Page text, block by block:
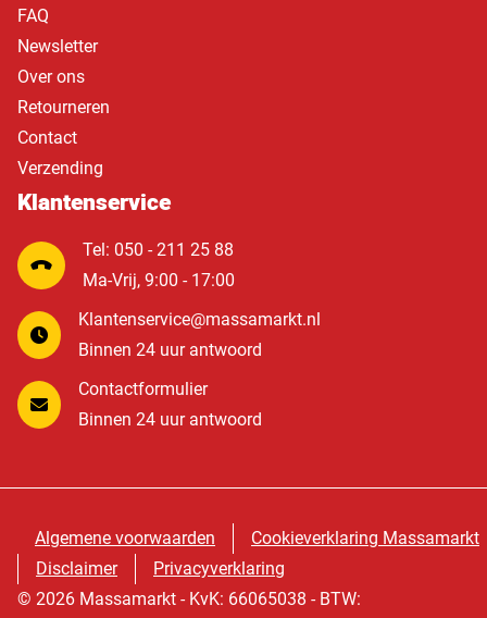
FAQ
Newsletter
Over ons
Retourneren
Contact
Verzending
Klantenservice
Tel: 050 - 211 25 88
Ma-Vrij, 9:00 - 17:00
Klantenservice@massamarkt.nl
Binnen 24 uur antwoord
Contactformulier
Binnen 24 uur antwoord
Algemene voorwaarden
Cookieverklaring Massamarkt
Disclaimer
Privacyverklaring
© 2026 Massamarkt - KvK: 66065038 - BTW: